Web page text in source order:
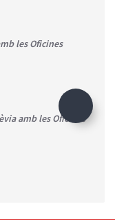
les Oficines
amb les Oficines